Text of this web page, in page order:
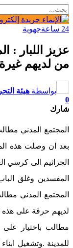
24 ساعة جهوية
عزيز اللبار :
من لديهم
بواسطة هيئة
0
شارك
المجتمع المدني
بعد ان وصلت هذه
الجراثيم الى كرسي
المجتمع المدني
لديهم حرقة على هذه
مطالب باختيار
للمدينة .وتشغيل